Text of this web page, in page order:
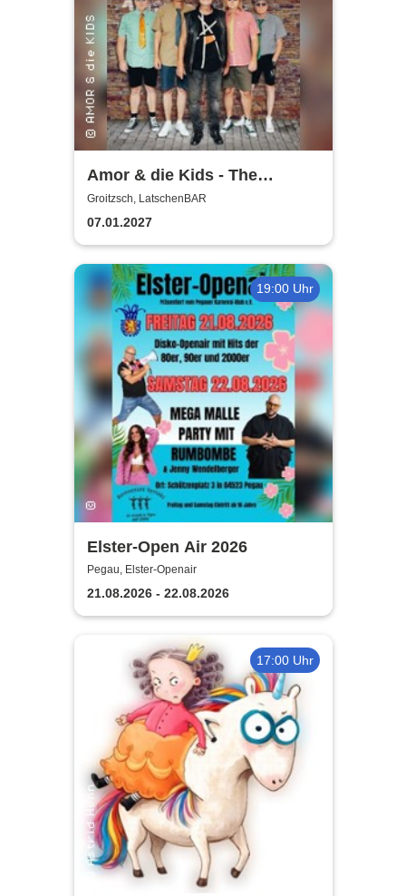
Amor & die Kids - The
Bockwurst returns !
Groitzsch, LatschenBAR
07.01.2027
19:00 Uhr
Elster-Open Air 2026
Pegau, Elster-Openair
21.08.2026 - 22.08.2026
17:00 Uhr